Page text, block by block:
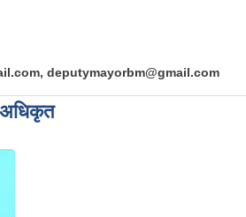
deputymayorbm@gmail.com